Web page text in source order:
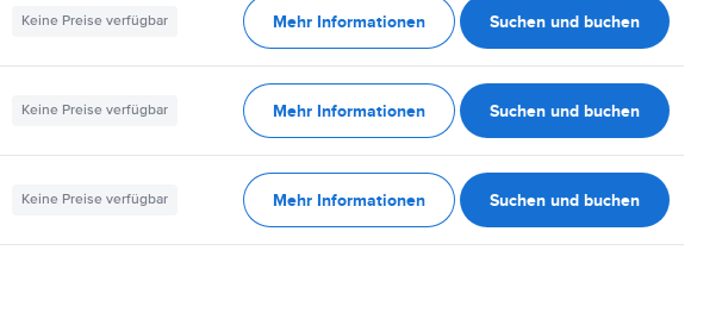
Keine Preise verfügbar Mehr Informationen Suchen und buchen
Keine Preise verfügbar Mehr Informationen Suchen und buchen
Keine Preise verfügbar Mehr Informationen Suchen und buchen